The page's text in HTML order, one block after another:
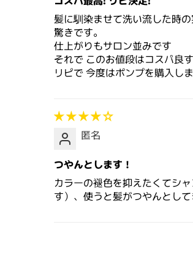
髪に馴染ませて洗い流した時
驚きです。
仕上がりもサロン並みです
それで このお値段はコスパ良
リピで 今度はポンプを購入し
匿名
つやんとします！
カラーの褪色を抑えたくてシ
す）、使うと髪がつやんとし